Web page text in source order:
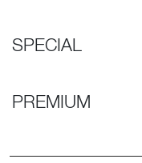
SPECIAL
PREMIUM